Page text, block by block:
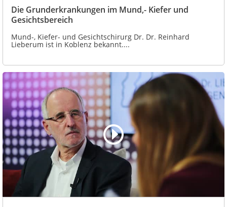
Die Grunderkrankungen im Mund,- Kiefer und
Gesichtsbereich
Mund-, Kiefer- und Gesichtschirurg Dr. Dr. Reinhard
Lieberum ist in Koblenz bekannt....